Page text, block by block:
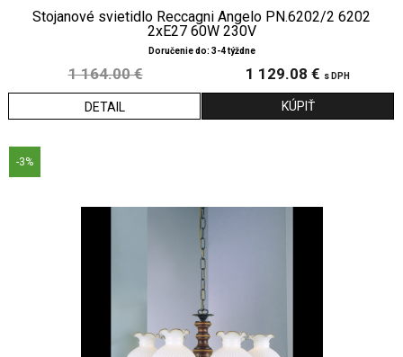
Stojanové svietidlo Reccagni Angelo PN.6202/2 6202
2xE27 60W 230V
Doručenie do: 3-4 týždne
1 164.00 € 1 129.08 € s DPH
DETAIL
-3%